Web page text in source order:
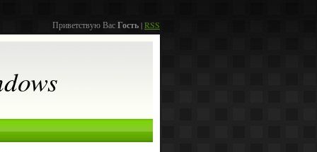
Приветствую ВасГость|RSS